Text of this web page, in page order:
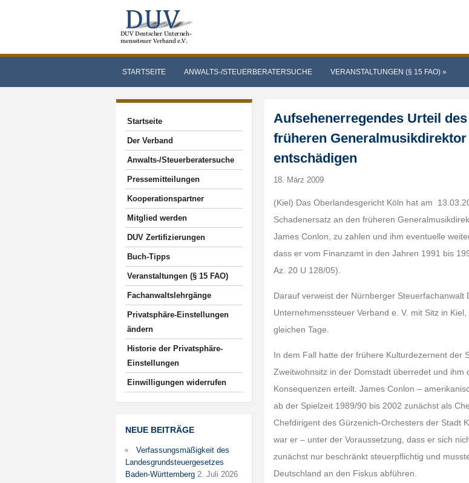
STARTSEITE ANWALTS-/STEUERBERATERSUCHE VERANSTALTUNGEN (§ 15 FAO) »
Startseite
Der Verband
Anwalts-/Steuerberatersuche
Pressemitteilungen
Kooperationspartner
Mitglied werden
DUV Zertifizierungen
Buch-Tipps
Veranstaltungen (§ 15 FAO)
Fachanwaltslehrgänge
Privatsphäre-Einstellungen
ändern
Historie der Privatsphäre-
Einstellungen
Einwilligungen widerrufen
NEUE BEITRÄGE
Verfassungsmäßigkeit des
Landesgrundsteuergesetzes
Baden-Württemberg 2. Juli 2026
Aufsehenerregendes Urteil
früheren
entschädigen
18. März 2009
(Kiel) Das Oberlandesgericht Köln hat am
Schadenersatz an den früheren
James Conlon, zu zahlen und ihm eventuelle
dass er vom Finanzamt in den Jahren 1991 bis
Az. 20 U 128/05).
Darauf verweist der Nürnberger
Unternehmenssteuer Verband e. V. mit Sitz in
gleichen Tage.
In dem Fall hatte der frühere Kulturdezernent der
Zweitwohnsitz in der Domstadt überredet und
Konsequenzen erteilt. James Conlon –
ab der Spielzeit 1989/90 bis 2002 zunächst als
Chefdirigent des Gürzenich-Orchesters der Stadt
war er – unter der Voraussetzung, dass er sich
zunächst nur beschränkt steuerpflichtig und
Deutschland an den Fiskus abführen.